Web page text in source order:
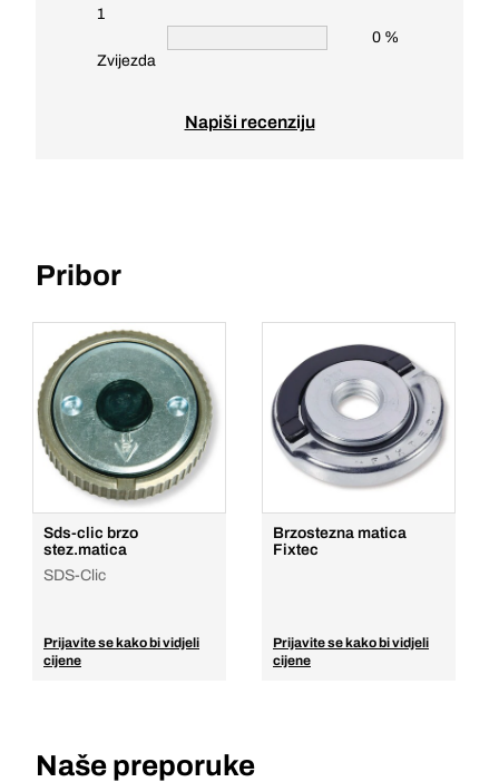
1
Zvijezda
0 %
Napiši recenziju
Pribor
Sds-clic brzo
stez.matica
SDS-Clic
Prijavite se kako bi vidjeli
cijene
Brzostezna matica
Fixtec
Prijavite se kako bi vidjeli
cijene
Naše preporuke